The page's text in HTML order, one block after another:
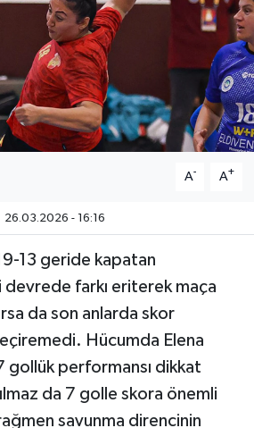
A- A+
26.03.2026 - 16:16
19-13 geride kapatan
devrede farkı eriterek maça
da son anlarda skor
Hücumda Elena
gollük performansı dikkat
da 7 golle skora önemli
savunma direncinin